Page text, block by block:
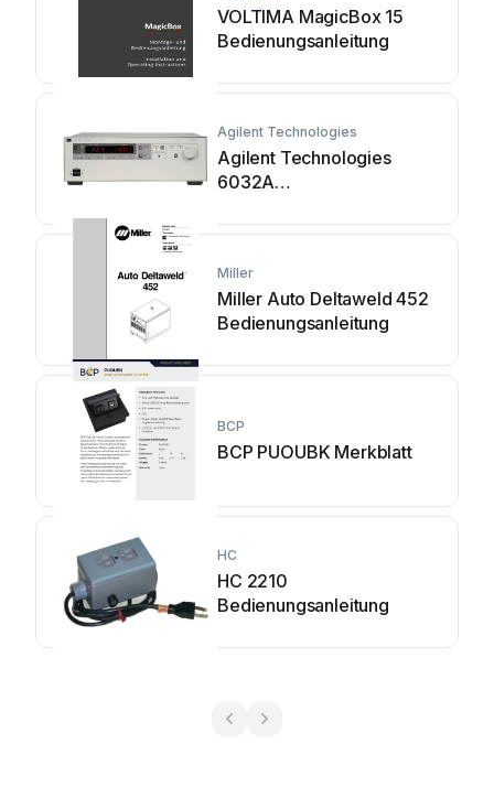
VOLTIMA MagicBox 15
Bedienungsanleitung
Agilent Technologies
Agilent Technologies
6032A
Miller
Miller Auto Deltaweld 452
Bedienungsanleitung
BCP
BCP PUOUBK Merkblatt
HC
HC 2210
Bedienungsanleitung